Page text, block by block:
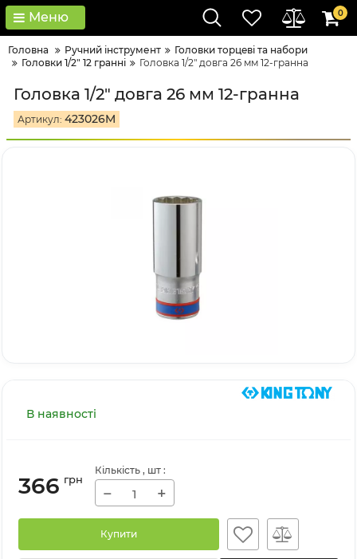
Меню 0
Головна Ручний інструмент
Головки тopцeві тa нaбopи
Головки 1/2" 12 гранні
Головка 1/2" довга 26 мм 12-гранна
Головка 1/2" довга 26 мм 12-гранна
Артикул: 423026M
В наявності
366 грн
Кількість , шт :
− +
Купити